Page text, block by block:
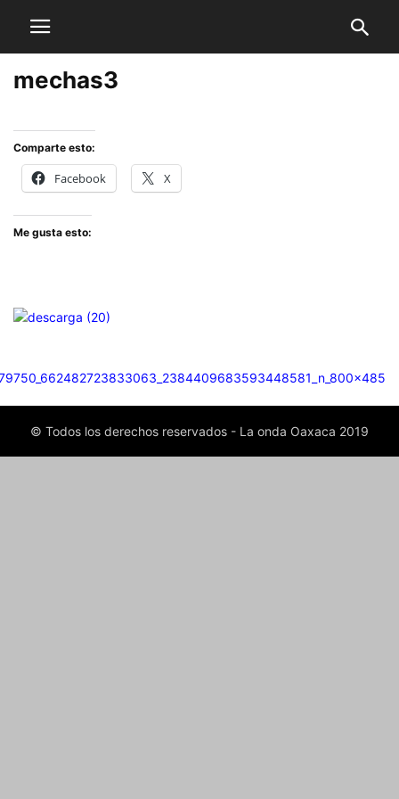
mechas3
Comparte esto:
Facebook X
Me gusta esto:
© Todos los derechos reservados - La onda Oaxaca 2019